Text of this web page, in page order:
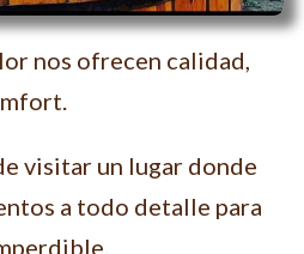
nos ofrecen calidad,
visitar un lugar donde
a todo detalle para